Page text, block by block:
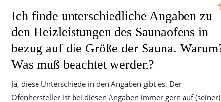
Ich finde unterschiedliche Angaben zu
den Heizleistungen des Saunaofens in
bezug auf die Größe der Sauna.
Was muß beachtet werden?
Ja, diese Unterschiede in den Angaben gibt es. Der
Ofenhersteller ist bei diesen Angaben immer gern auf (seiner)